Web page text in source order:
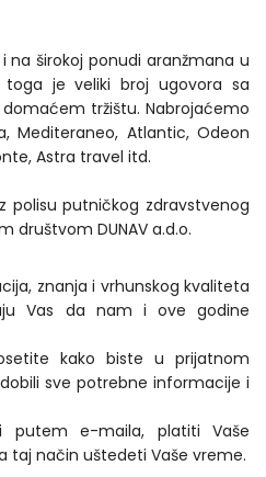
na širokoj ponudi aranžmana u
toga je veliki broj ugovora sa
tržištu. Nabrojaćemo
Mediteraneo, Atlantic, Odeon
Astra travel itd.
polisu putničkog zdravstvenog
društvom DUNAV a.d.o.
znanja i vrhunskog kvaliteta
Vas da nam i ove godine
kako biste u prijatnom
sve potrebne informacije i
putem e-maila, platiti Vaše
taj način uštedeti Vaše vreme.